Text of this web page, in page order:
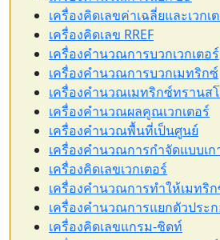
เครื่องคิดเลขค่าเฉลี่ยและเวกเ
เครื่องคิดเลข RREF
เครื่องคำนวณการบวกเวกเตอร์
เครื่องคำนวณการบวกเมทริกซ์
เครื่องคำนวณเมทริกซ์ทรานส
เครื่องคำนวณผลคูณเวกเตอร์
เครื่องคำนวณพื้นที่เป็นศูนย์
เครื่องคำนวณการกำจัดแบบเ
เครื่องคิดเลขเวกเตอร์
เครื่องคำนวณการทำให้เมทริ
เครื่องคำนวณการแยกตัวประ
เครื่องคิดเลขแกรม-ชิดท์